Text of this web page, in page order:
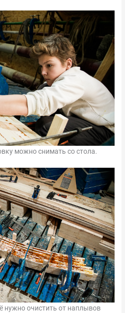
можно снимать со стола.
нужно очистить от наплывов